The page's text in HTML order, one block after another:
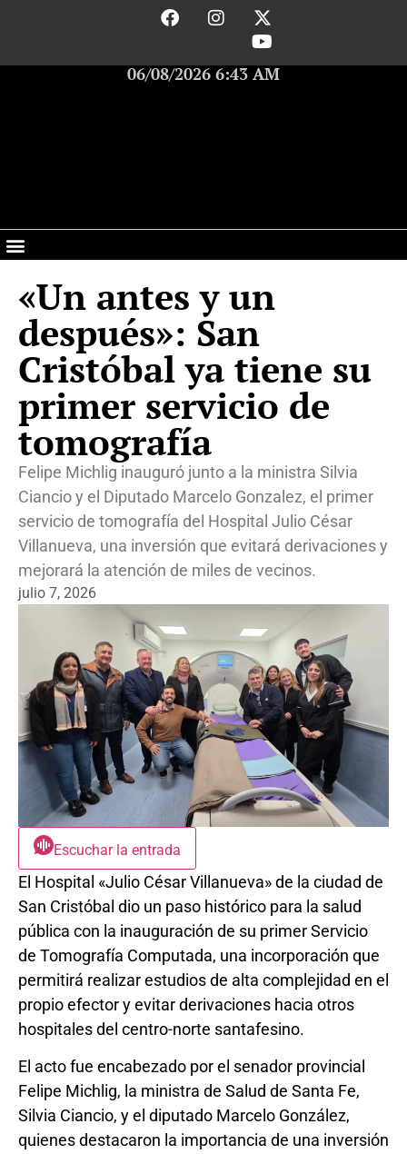
06/08/2026 6:43 AM
«Un antes y un
después»: San
Cristóbal ya tiene su
primer servicio de
tomografía
Felipe Michlig inauguró junto a la ministra Silvia
Ciancio y el Diputado Marcelo Gonzalez, el primer
servicio de tomografía del Hospital Julio César
Villanueva, una inversión que evitará derivaciones y
mejorará la atención de miles de vecinos.
julio 7, 2026
Escuchar la entrada
El Hospital «Julio César Villanueva» de la ciudad de
San Cristóbal dio un paso histórico para la salud
pública con la inauguración de su primer Servicio
de Tomografía Computada, una incorporación que
permitirá realizar estudios de alta complejidad en el
propio efector y evitar derivaciones hacia otros
hospitales del centro-norte santafesino.
El acto fue encabezado por el senador provincial
Felipe Michlig, la ministra de Salud de Santa Fe,
Silvia Ciancio, y el diputado Marcelo González,
quienes destacaron la importancia de una inversión